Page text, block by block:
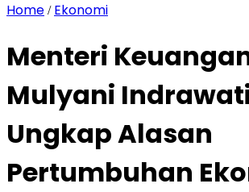
Home / Ekonomi
Menteri
Mulyani
Ungkap Alasan
Pertumbuhan